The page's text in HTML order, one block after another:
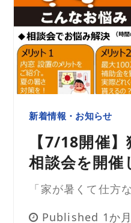
新着情報・お知らせ
【7/18開催
相談会を開催
「家が暑くて仕方
Published 1か